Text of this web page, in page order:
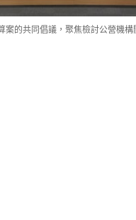
的共同倡議，聚焦檢討公營機構